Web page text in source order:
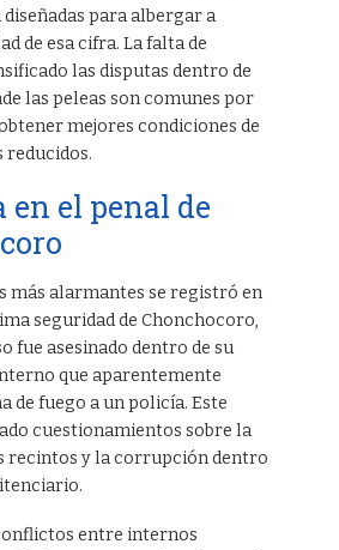
para albergar a
de esa cifra. La falta de
las disputas dentro de
las peleas son comunes por
mejores condiciones de
reducidos.
el penal de
más alarmantes se registró en
seguridad de Chonchocoro,
fue asesinado dentro de su
que aparentemente
de fuego a un policía. Este
cuestionamientos sobre la
recintos y la corrupción dentro
entre internos